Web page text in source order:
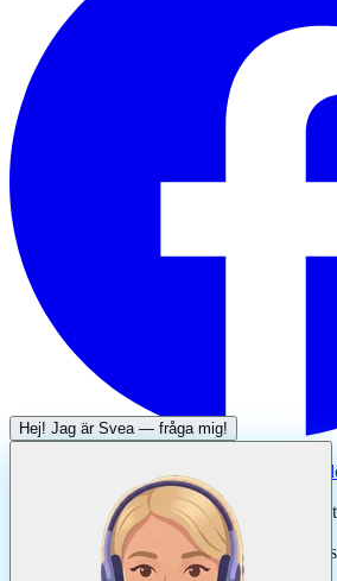
Dödsboofferter — hjälp med
Svenska Hantverkare. Alla
Uppdateradaugusti 2026· Drivs av
Hej! Jag är Svea — fråga mig!